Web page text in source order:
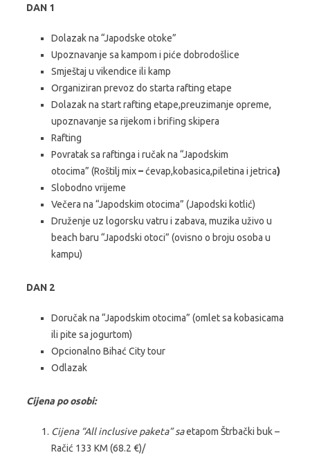
DAN 1
Dolazak na “Japodske otoke”
Upoznavanje sa kampom i piće dobrodošlice
Smještaj u vikendice ili kamp
Organiziran prevoz do starta rafting etape
Dolazak na start rafting etape,preuzimanje opreme,
upoznavanje sa rijekom i brifing skipera
Rafting
Povratak sa raftinga i ručak na “Japodskim
otocima” (Roštilj mix–ćevap,kobasica,piletina i jetrica)
Slobodno vrijeme
Večera na “Japodskim otocima” (Japodski kotlić)
Druženje uz logorsku vatru i zabava, muzika uživo u
beach baru “Japodski otoci” (ovisno o broju osoba u
kampu)
DAN 2
Doručak na “Japodskim otocima” (omlet sa kobasicama
ili pite sa jogurtom)
Opcionalno Bihać City tour
Odlazak
Cijena po osobi:
Cijena “All inclusive paketa” saetapom Štrbački buk –
Račić 133 KM (68.2 €)/